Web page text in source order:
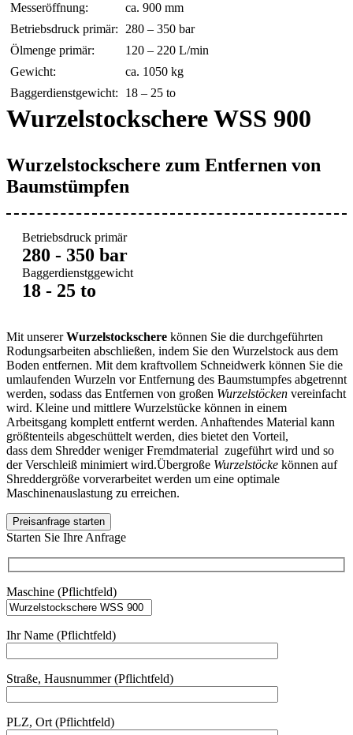
Messeröffnung:
ca. 900 mm
Betriebsdruck primär:
280 – 350 bar
Ölmenge primär:
120 – 220 L/min
Gewicht:
ca. 1050 kg
Baggerdienstgewicht:
18 – 25 to
Wurzelstockschere WSS 900
Wurzelstockschere zum Entfernen von
Baumstümpfen
Betriebsdruck primär
280 - 350 bar
Baggerdienstggewicht
18 - 25 to
Mit unsererWurzelstockschere können Sie die durchgeführten
Rodungsarbeiten abschließen, indem Sie den Wurzelstock aus dem
Boden entfernen. Mit dem kraftvollem Schneidwerk können Sie die
umlaufenden Wurzeln vor Entfernung des Baumstumpfes abgetrennt
werden, sodass das Entfernen von großen Wurzelstöcken vereinfacht
wird. Kleine und mittlere Wurzelstücke können in einem
Arbeitsgang komplett entfernt werden. Anhaftendes Material kann
größtenteils abgeschüttelt werden, dies bietet den Vorteil,
dass dem Shredder weniger Fremdmaterial zugeführt wird und so
der Verschleiß minimiert wird.Übergroße Wurzelstöcke können auf
Shreddergröße vorverarbeitet werden um eine optimale
Maschinenauslastung zu erreichen.
Preisanfrage starten
Starten Sie Ihre Anfrage
Maschine (Pflichtfeld)
Ihr Name (Pflichtfeld)
Straße, Hausnummer (Pflichtfeld)
PLZ, Ort (Pflichtfeld)